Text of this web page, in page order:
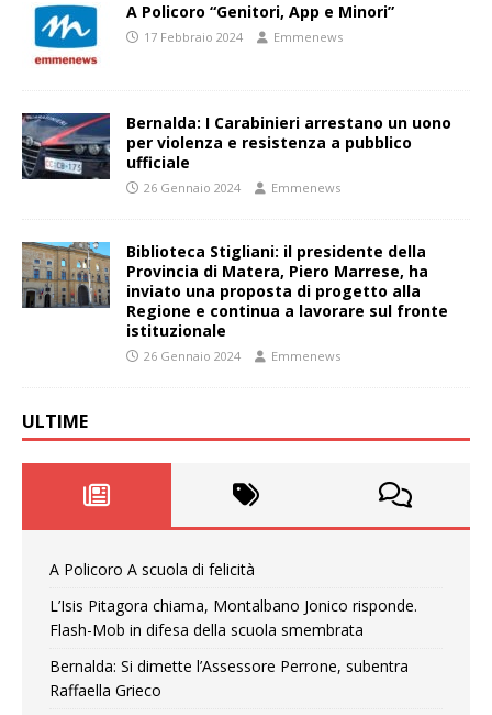
A Policoro “Genitori, App e Minori”
17 Febbraio 2024 Emmenews
Bernalda: I Carabinieri arrestano un uono
per violenza e resistenza a pubblico
ufficiale
26 Gennaio 2024 Emmenews
Biblioteca Stigliani: il presidente della
Provincia di Matera, Piero Marrese, ha
inviato una proposta di progetto alla
Regione e continua a lavorare sul fronte
istituzionale
26 Gennaio 2024 Emmenews
ULTIME
A Policoro A scuola di felicità
L’Isis Pitagora chiama, Montalbano Jonico risponde.
Flash-Mob in difesa della scuola smembrata
Bernalda: Si dimette l’Assessore Perrone, subentra
Raffaella Grieco